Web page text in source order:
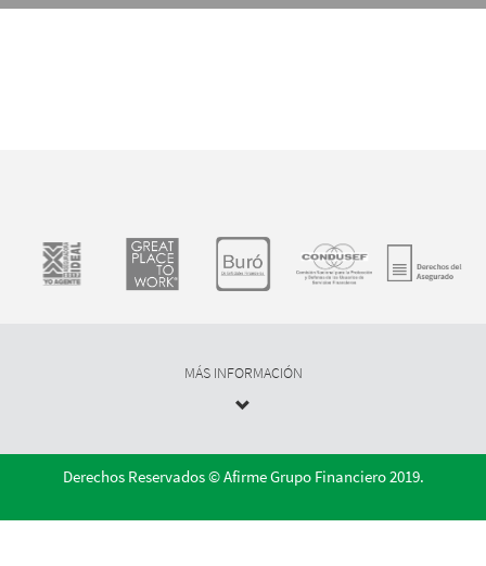
MÁS INFORMACIÓN
Derechos Reservados © Afirme Grupo Financiero 2019.